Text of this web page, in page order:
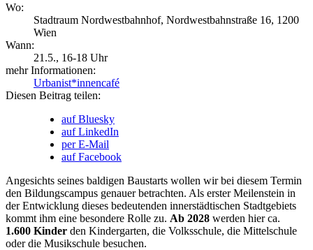
Wo:
Stadtraum Nordwestbahnhof, Nordwestbahnstraße 16, 1200
Wien
Wann:
21.5., 16-18 Uhr
mehr Informationen:
Urbanist*innencafé
Diesen Beitrag teilen:
auf Bluesky
auf LinkedIn
per E-Mail
auf Facebook
Angesichts seines baldigen Baustarts wollen wir bei diesem Termin
den Bildungscampus genauer betrachten. Als erster Meilenstein in
der Entwicklung dieses bedeutenden innerstädtischen Stadtgebiets
kommt ihm eine besondere Rolle zu. Ab 2028 werden hier ca.
1.600 Kinder den Kindergarten, die Volksschule, die Mittelschule
oder die Musikschule besuchen.